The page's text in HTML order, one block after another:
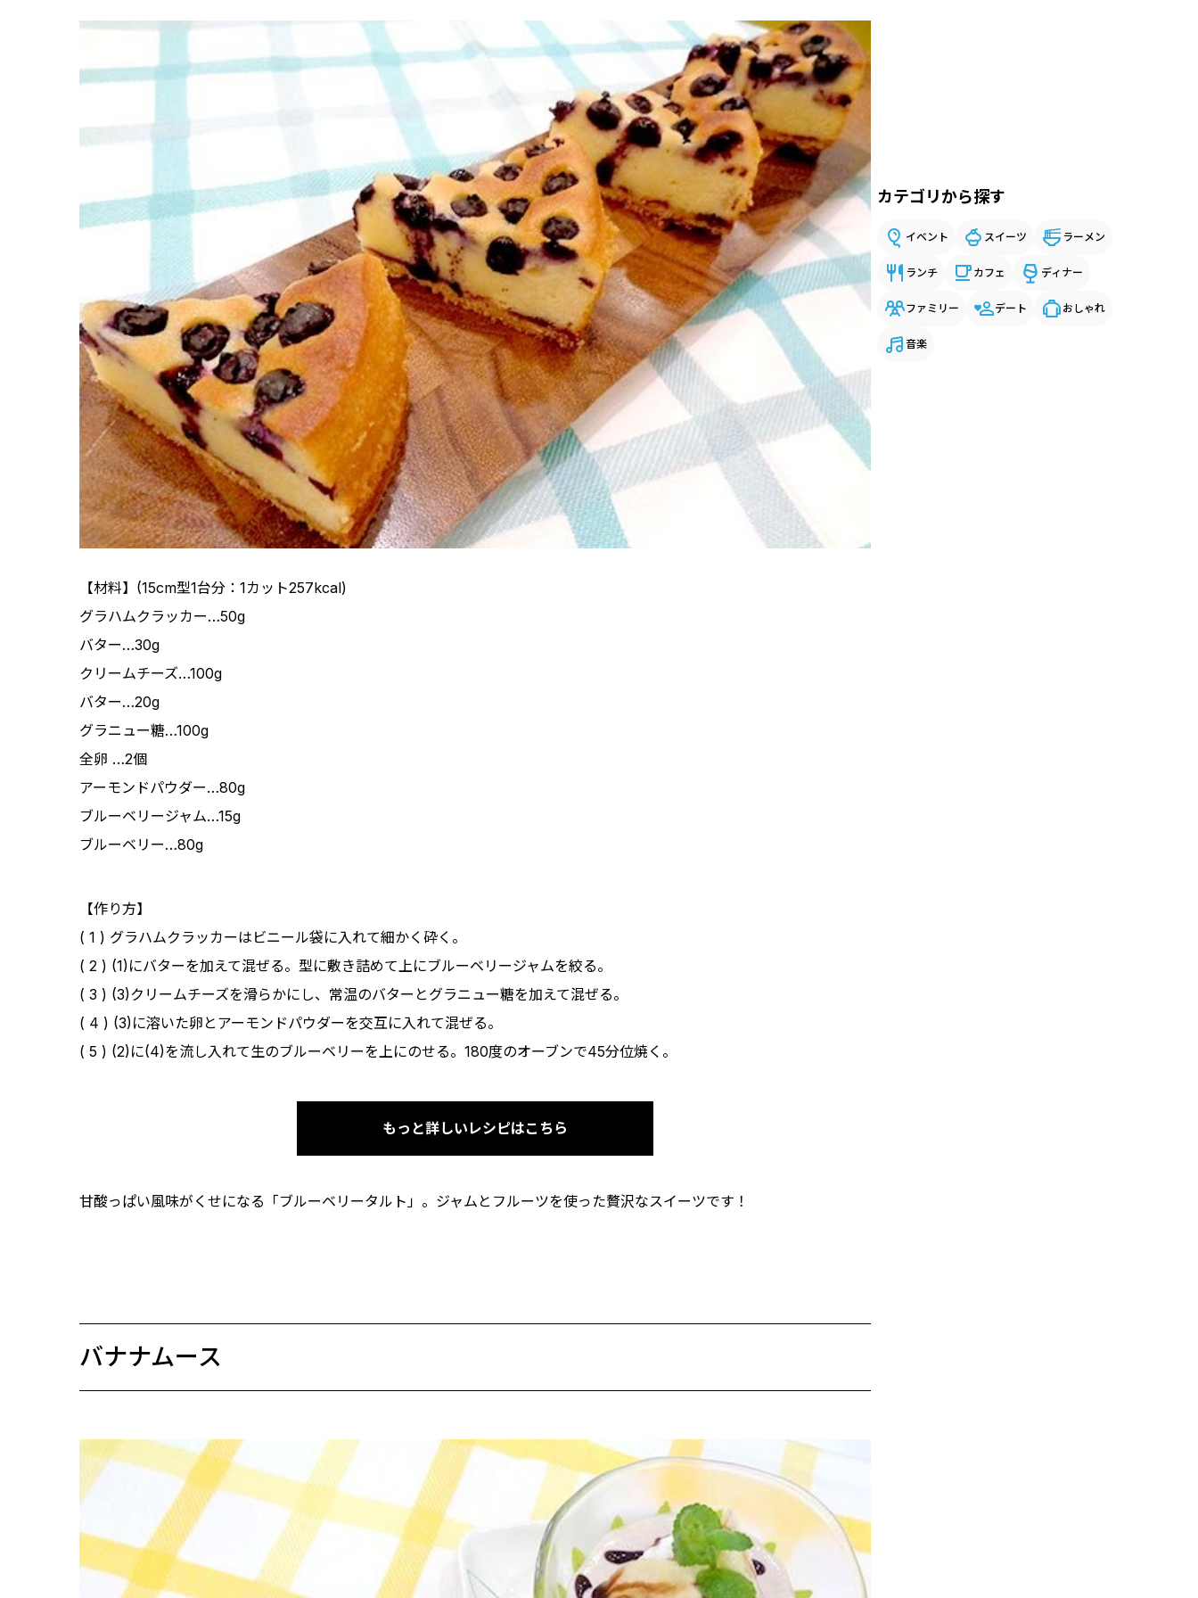
【材料】(15cm型1台分：1カット257kcal)
グラハムクラッカー…50g
バター…30g
クリームチーズ…100g
バター…20g
グラニュー糖…100g
全卵 …2個
アーモンドパウダー…80g
ブルーベリージャム…15g
ブルーベリー…80g
【作り方】
( 1 ) グラハムクラッカーはビニール袋に入れて細かく砕く。
( 2 ) (1)にバターを加えて混ぜる。型に敷き詰めて上にブルーベリージャムを絞る。
( 3 ) (3)クリームチーズを滑らかにし、常温のバターとグラニュー糖を加えて混ぜる。
( 4 ) (3)に溶いた卵とアーモンドパウダーを交互に入れて混ぜる。
( 5 ) (2)に(4)を流し入れて生のブルーベリーを上にのせる。180度のオーブンで45分位焼く。
もっと詳しいレシピはこちら
甘酸っぱい風味がくせになる「ブルーベリータルト」。ジャムとフルーツを使った贅沢なスイーツです！
バナナムース
カテゴリから探す
イベント スイーツ ラーメン
ランチ カフェ ディナー
ファミリー デート おしゃれ
音楽